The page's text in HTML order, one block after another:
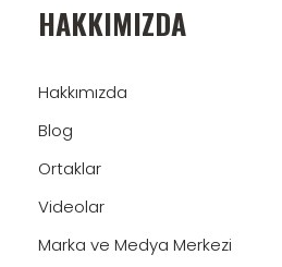
HAKKIMIZDA
Hakkımızda
Blog
Ortaklar
Videolar
Marka ve Medya Merkezi